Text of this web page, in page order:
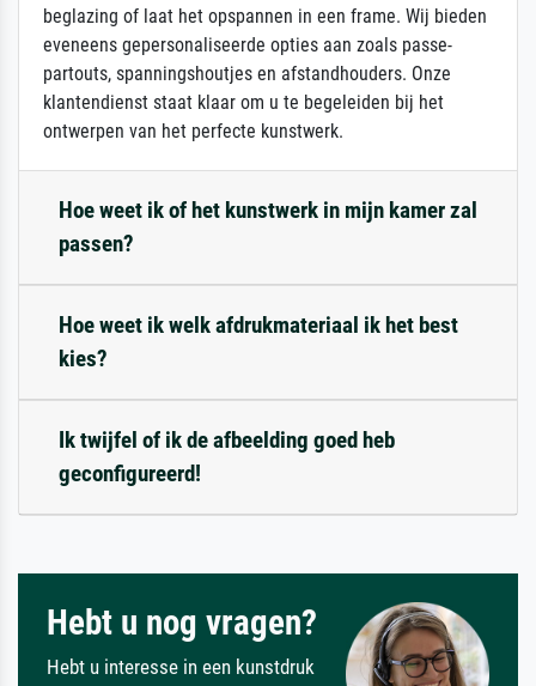
beglazing of laat het opspannen in een frame. Wij bieden
eveneens gepersonaliseerde opties aan zoals passe-
partouts, spanningshoutjes en afstandhouders. Onze
klantendienst staat klaar om u te begeleiden bij het
ontwerpen van het perfecte kunstwerk.
Hoe weet ik of het kunstwerk in mijn kamer zal
passen?
Hoe weet ik welk afdrukmateriaal ik het best
kies?
Ik twijfel of ik de afbeelding goed heb
geconfigureerd!
Hebt u nog vragen?
Hebt u interesse in een kunstdruk